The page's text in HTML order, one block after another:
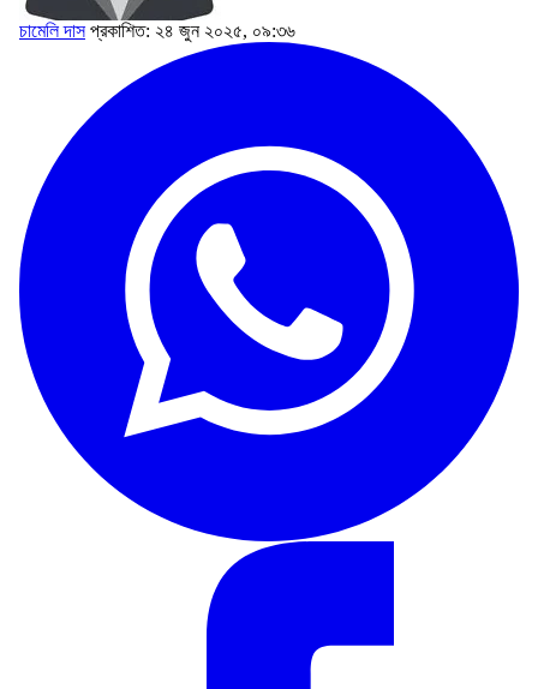
চামেলি দাস প্রকাশিত: ২৪ জুন ২০২৫, ০৯:৩৬